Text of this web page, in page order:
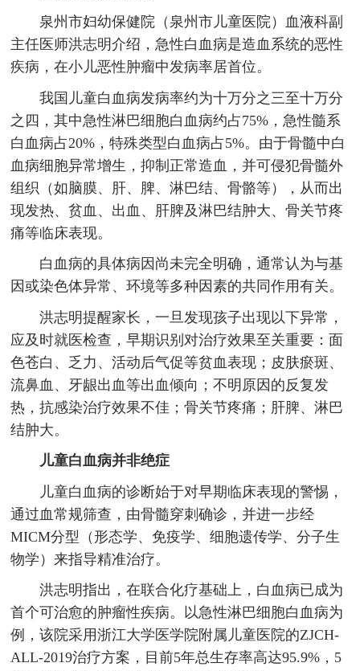
泉州市妇幼保健院（泉州市儿童医院）血液科副
主任医师洪志明介绍，急性白血病是造血系统的恶性
疾病，在小儿恶性肿瘤中发病率居首位。
我国儿童白血病发病率约为十万分之三至十万分
之四，其中急性淋巴细胞白血病约占75%，急性髓系
白血病占20%，特殊类型白血病占5%。由于骨髓中白
血病细胞异常增生，抑制正常造血，并可侵犯骨髓外
组织（如脑膜、肝、脾、淋巴结、骨骼等），从而出
现发热、贫血、出血、肝脾及淋巴结肿大、骨关节疼
痛等临床表现。
白血病的具体病因尚未完全明确，通常认为与基
因或染色体异常、环境等多种因素的共同作用有关。
洪志明提醒家长，一旦发现孩子出现以下异常，
应及时就医检查，早期识别对治疗效果至关重要：面
色苍白、乏力、活动后气促等贫血表现；皮肤瘀斑、
流鼻血、牙龈出血等出血倾向；不明原因的反复发
热，抗感染治疗效果不佳；骨关节疼痛；肝脾、淋巴
结肿大。
儿童白血病并非绝症
儿童白血病的诊断始于对早期临床表现的警惕，
通过血常规筛查，由骨髓穿刺确诊，并进一步经
MICM分型（形态学、免疫学、细胞遗传学、分子生
物学）来指导精准治疗。
洪志明指出，在联合化疗基础上，白血病已成为
首个可治愈的肿瘤性疾病。以急性淋巴细胞白血病为
例，该院采用浙江大学医学院附属儿童医院的ZJCH-
ALL-2019治疗方案，目前5年总生存率高达95.9%，5